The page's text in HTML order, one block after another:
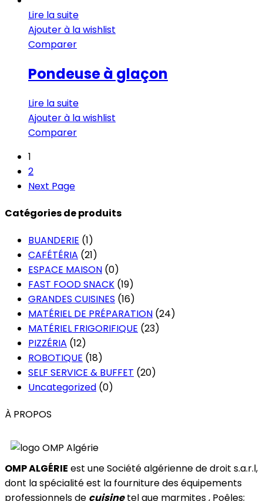
Lire la suite
Ajouter à la wishlist
Comparer
Pondeuse à glaçon
Lire la suite
Ajouter à la wishlist
Comparer
1
2
Next Page
Catégories de produits
BUANDERIE (1)
CAFÉTÉRIA (21)
ESPACE MAISON (0)
FAST FOOD SNACK (19)
GRANDES CUISINES (16)
MATÉRIEL DE PRÉPARATION (24)
MATÉRIEL FRIGORIFIQUE (23)
PIZZÉRIA (12)
ROBOTIQUE (18)
SELF SERVICE & BUFFET (20)
Uncategorized (0)
À PROPOS
OMP ALGÉRIE est une Société algérienne de droit s.a.r.l,
dont la spécialité est la fourniture des équipements
professionnels de cuisine tel que marmites , Poêles;